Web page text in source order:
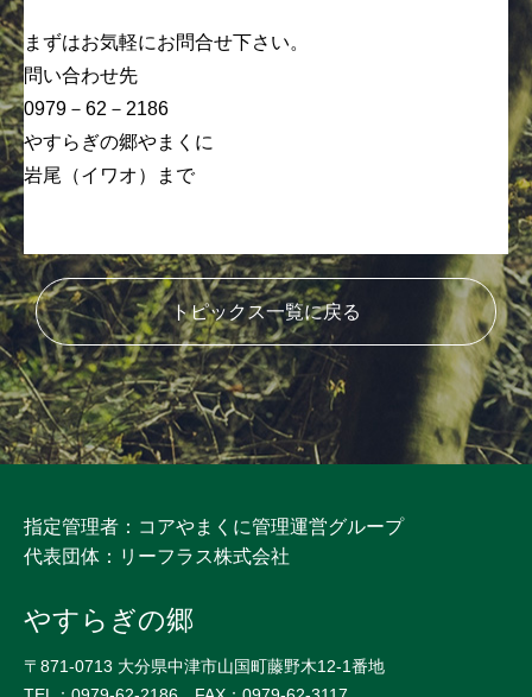
まずはお気軽にお問合せ下さい。
問い合わせ先
0979－62－2186
やすらぎの郷やまくに
岩尾（イワオ）まで
トピックス一覧に戻る
指定管理者：コアやまくに管理運営グループ
代表団体：リーフラス株式会社
やすらぎの郷
〒871-0713 大分県中津市山国町藤野木12-1番地